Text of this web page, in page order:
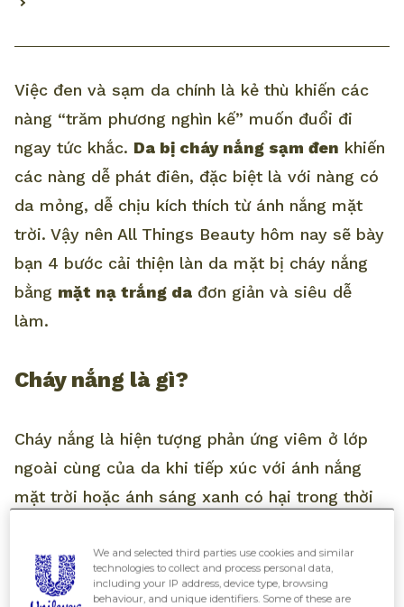
Việc đen và sạm da chính là kẻ thù khiến các
nàng “trăm phương nghìn kế” muốn đuổi đi
ngay tức khắc. Da bị cháy nắng sạm đen khiến
các nàng dễ phát điên, đặc biệt là với nàng có
da mỏng, dễ chịu kích thích từ ánh nắng mặt
trời. Vậy nên All Things Beauty hôm nay sẽ bày
bạn 4 bước cải thiện làn da mặt bị cháy nắng
bằng mặt nạ trắng da đơn giản và siêu dễ
làm.
Cháy nắng là gì?
Cháy nắng là hiện tượng phản ứng viêm ở lớp
ngoài cùng của da khi tiếp xúc với ánh nắng
mặt trời hoặc ánh sáng xanh có hại trong thời
gây ra nhiều khó chịu cũng như có ảnh hưởng
rất lớn đến thẩm mỹ.
We and selected third parties use cookies and similar
technologies to collect and process personal data,
including your IP address, device type, browsing
behaviour, and unique identifiers. Some of these are